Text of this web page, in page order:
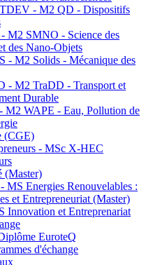
- M2 QD - Dispositifs
M2 SMNO - Science des
des Nano-Objets
- M2 Solids - Mécanique des
- M2 TraDD - Transport et
Durable
M2 WAPE - Eau, Pollution de
(CGE)
- MSc X-HEC
(Master)
MS Energies Renouvelables :
et Entrepreneuriat (Master)
Innovation et Entreprenariat
EuroteQ
d'échange